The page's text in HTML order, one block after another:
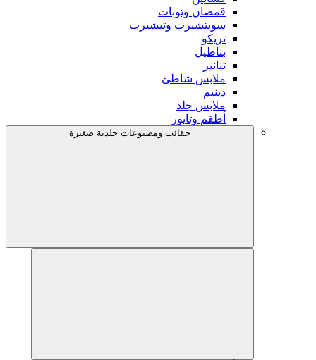
قمصان وتوبات
سويتشيرت وتيشيرت
تريكو
بناطيل
تنانير
ملابس شاطئ
دينيم
ملابس جلد
أطقم وتايور
حقائب ومصنوعات جلدية صغيرة